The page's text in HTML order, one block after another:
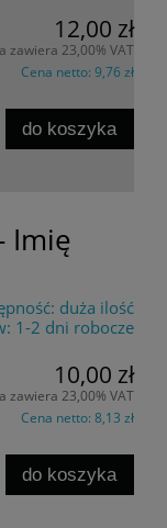
12,00 zł
zawiera 23,00% VAT
Cena netto: 9,76 zł
do koszyka
Imię
duża ilość
1-2 dni robocze
10,00 zł
zawiera 23,00% VAT
Cena netto: 8,13 zł
do koszyka